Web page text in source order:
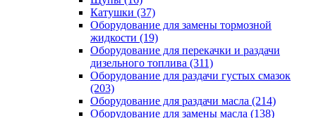
Катушки (37)
Оборудование для замены тормозной
жидкости (19)
Оборудование для перекачки и раздачи
дизельного топлива (311)
Оборудование для раздачи густых смазок
(203)
Оборудование для раздачи масла (214)
Оборудование для замены масла (138)